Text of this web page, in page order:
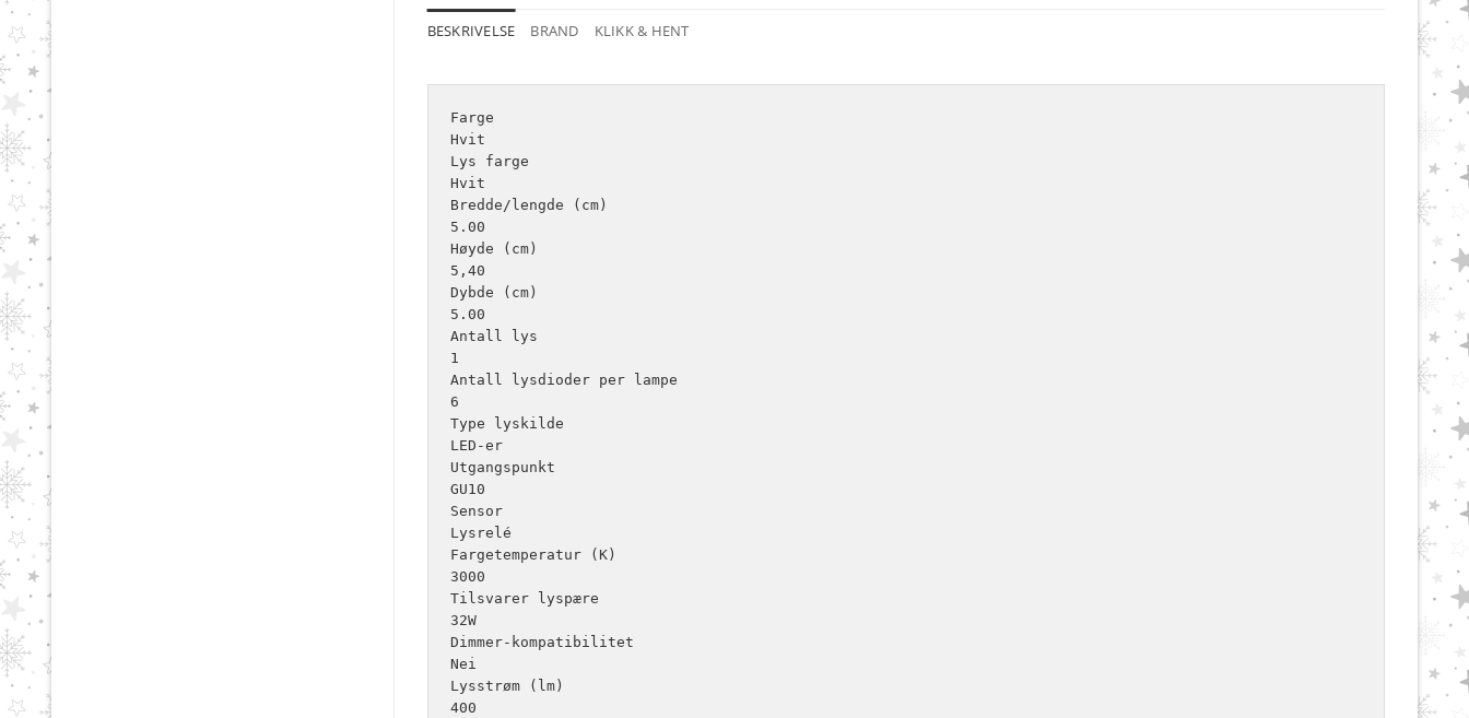
BESKRIVELSE BRAND KLIKK & HENT
Farge
Hvit
Lys farge
Hvit
Bredde/lengde (cm)
5.00
Høyde (cm)
5,40
Dybde (cm)
5.00
Antall lys
1
Antall lysdioder per lampe
6
Type lyskilde
LED-er
Utgangspunkt
GU10
Sensor
Lysrelé
Fargetemperatur (K)
3000
Tilsvarer lyspære
32W
Dimmer-kompatibilitet
Nei
Lysstrøm (lm)
400